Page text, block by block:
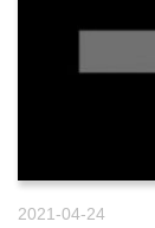
2021-04-24